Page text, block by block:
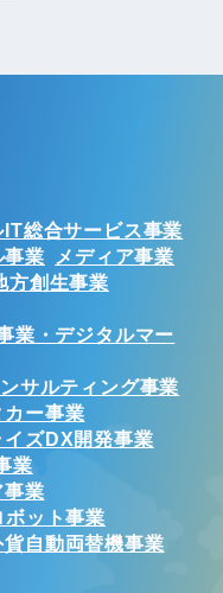
総合サービス事業
業
メディア事業
方創生事業
業・デジタルマー
サルティング事業
カー事業
イズDX開発事業
業
業
ボット事業
貨自動両替機事業